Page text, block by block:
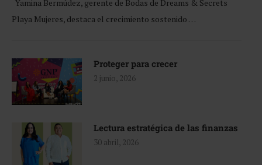
Yamina Bermúdez, gerente de Bodas de Dreams & Secrets
Playa Mujeres, destaca el crecimiento sostenido …
Proteger para crecer
2 junio, 2026
Lectura estratégica de las finanzas
30 abril, 2026